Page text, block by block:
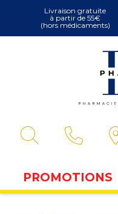
Livraison gratuite
à partir de 55€
(hors médicaments)
PROMOTIONS